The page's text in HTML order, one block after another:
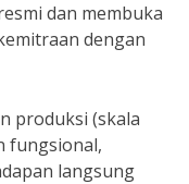
dan membuka
dengan
produksi (skala
fungsional,
langsung